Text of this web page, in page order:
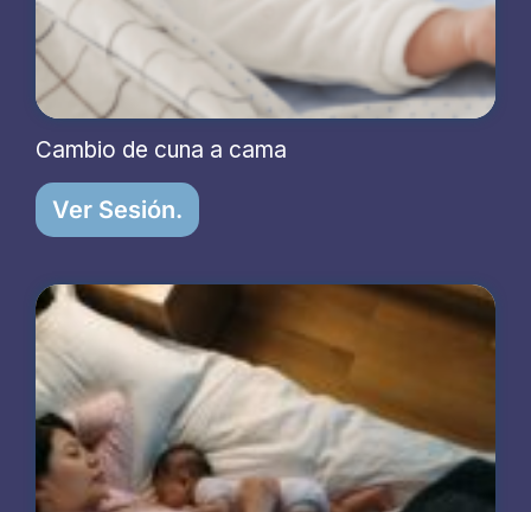
Cambio de cuna a cama
Ver Sesión.